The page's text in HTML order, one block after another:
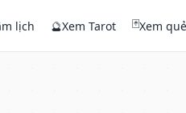
lịch 🔮Xem Tarot 🃏Xem quẻ